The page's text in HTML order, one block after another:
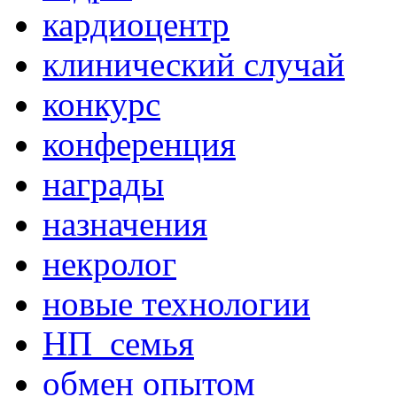
кардиоцентр
клинический случай
конкурс
конференция
награды
назначения
некролог
новые технологии
НП_семья
обмен опытом